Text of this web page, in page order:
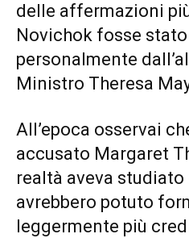
delle affermazioni
Novichok fosse
personalmente
Ministro Theresa
All’epoca osservai
accusato Margaret
realtà aveva
avrebbero potuto
leggermente più